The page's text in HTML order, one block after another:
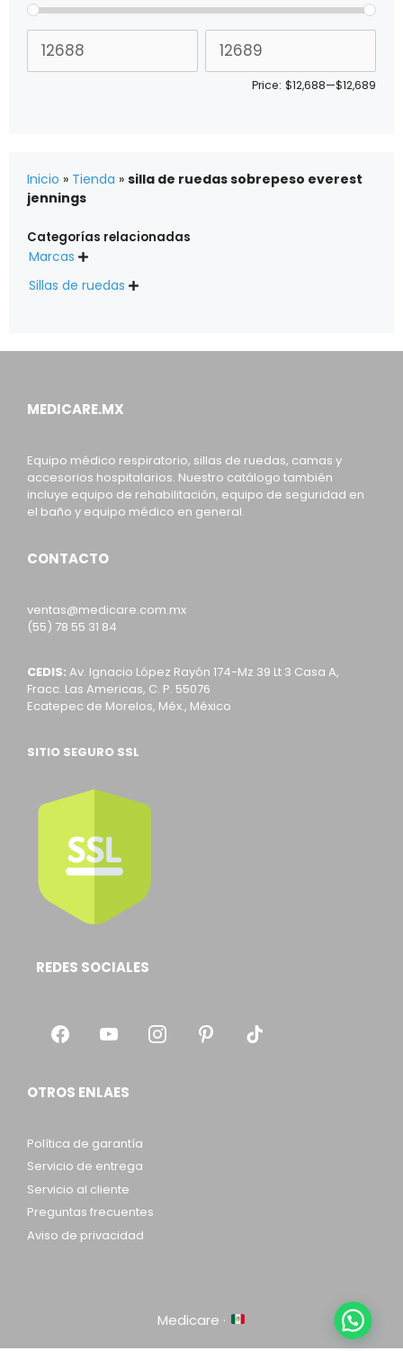
Price: $12,688—$12,689
Inicio » Tienda » silla de ruedas sobrepeso everest
jennings
Categorías relacionadas
Marcas 
Sillas de ruedas 
MEDICARE.MX
Equipo médico respiratorio, sillas de ruedas, camas y
accesorios hospitalarios. Nuestro catálogo también
incluye equipo de rehabilitación, equipo de seguridad en
el baño y equipo médico en general.
CONTACTO
ventas@medicare.com.mx
(55) 78 55 31 84
CEDIS: Av. Ignacio López Rayón 174-Mz 39 Lt 3 Casa A,
Fracc. Las Americas, C. P. 55076
Ecatepec de Morelos, Méx., México
SITIO SEGURO SSL
REDES SOCIALES
OTROS ENLAES
Política de garantía
Servicio de entrega
Servicio al cliente
Preguntas frecuentes
Aviso de privacidad
Medicare · Checkout